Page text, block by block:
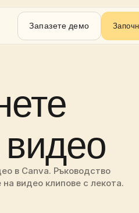
в Canva. Ръководство
видео клипове с лекота.
Запазете демо